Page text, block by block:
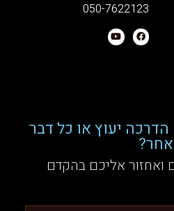
050-7622123
הדרכה יעוץ או כל דבר
אחר?
אליכם בהקדם